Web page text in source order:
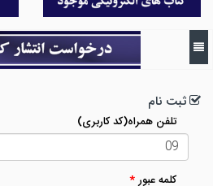
ثبت نام
تلفن همراه(کد کاربری)
کلمه عبور*